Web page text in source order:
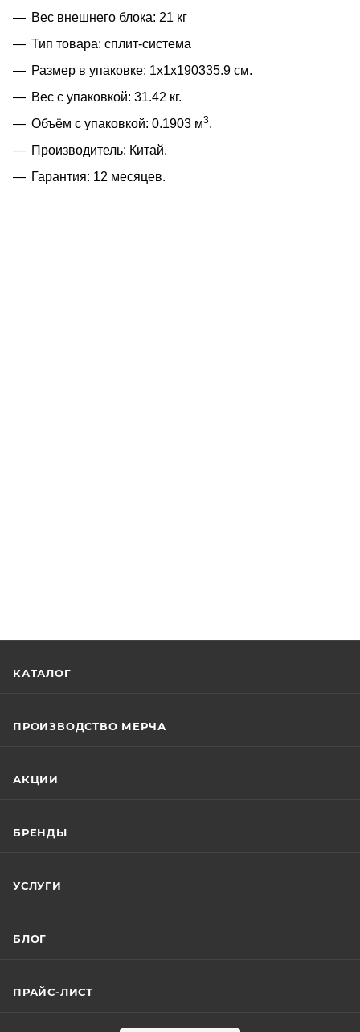
Вес внешнего блока: 21 кг
Тип товара: сплит-система
Размер в упаковке: 1x1x190335.9 см.
Вес с упаковкой: 31.42 кг.
Объём с упаковкой: 0.1903 м3.
Производитель: Китай.
Гарантия: 12 месяцев.
КАТАЛОГ
ПРОИЗВОДСТВО МЕРЧА
АКЦИИ
БРЕНДЫ
УСЛУГИ
БЛОГ
ПРАЙС-ЛИСТ